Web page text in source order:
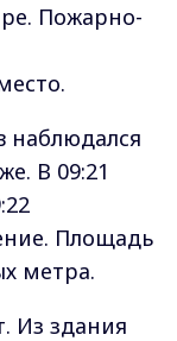
Пожарно-
наблюдался
В 09:21
Площадь
метра.
Из здания